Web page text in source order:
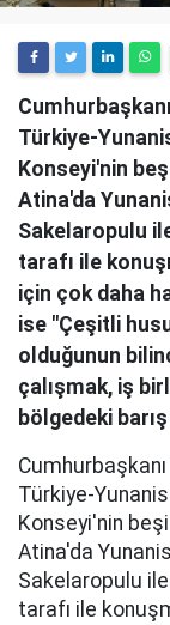
Türkiye-
Konseyi'nin
Atina'da
Sakelaropulu
tarafı ile
için çok daha
ise "Çeşitli
olduğunun
çalışmak, iş
bölgedeki
Türkiye-
Konseyi'nin
Atina'da
Sakelaropulu
tarafı ile